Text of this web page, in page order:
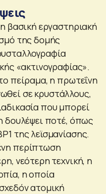
βασική εργαστηριακή
της δομής
«ακτινογραφίας».
πείραμα, η πρωτεΐνη
σε κρυστάλλους,
που μπορεί
δουλέψει ποτέ, όπως
της λεϊσμανίασης.
περίπτωση
νεότερη τεχνική, η
η οποία
ατομική